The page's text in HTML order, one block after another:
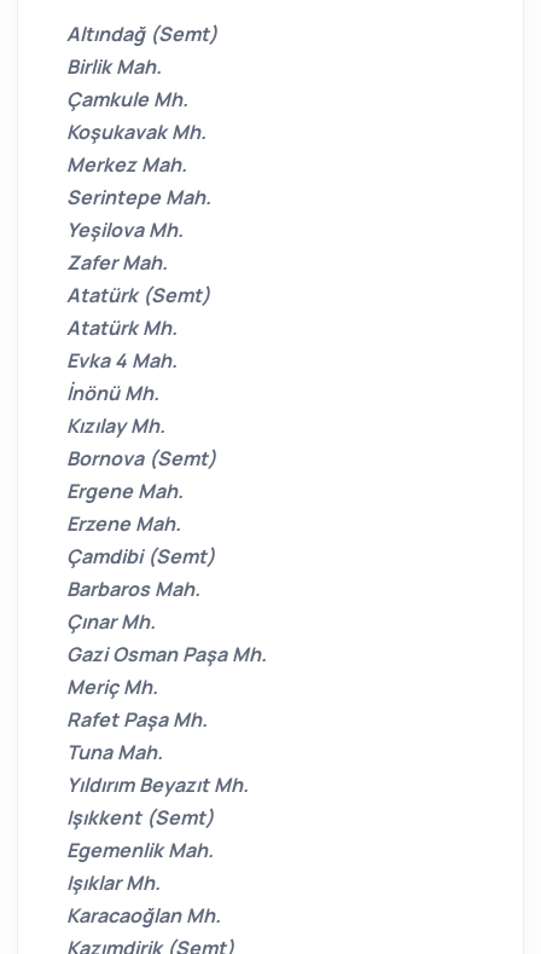
Altındağ (Semt)
Birlik Mah.
Çamkule Mh.
Koşukavak Mh.
Merkez Mah.
Serintepe Mah.
Yeşilova Mh.
Zafer Mah.
Atatürk (Semt)
Atatürk Mh.
Evka 4 Mah.
İnönü Mh.
Kızılay Mh.
Bornova (Semt)
Ergene Mah.
Erzene Mah.
Çamdibi (Semt)
Barbaros Mah.
Çınar Mh.
Gazi Osman Paşa Mh.
Meriç Mh.
Rafet Paşa Mh.
Tuna Mah.
Yıldırım Beyazıt Mh.
Işıkkent (Semt)
Egemenlik Mah.
Işıklar Mh.
Karacaoğlan Mh.
Kazımdirik (Semt)